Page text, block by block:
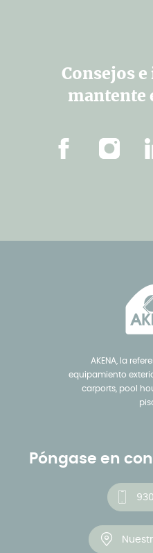
AKENA, la
equipamiento
carports, pool
Póngase en
Consejos
mantente
Facebook